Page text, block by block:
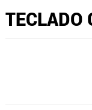
TECLADO